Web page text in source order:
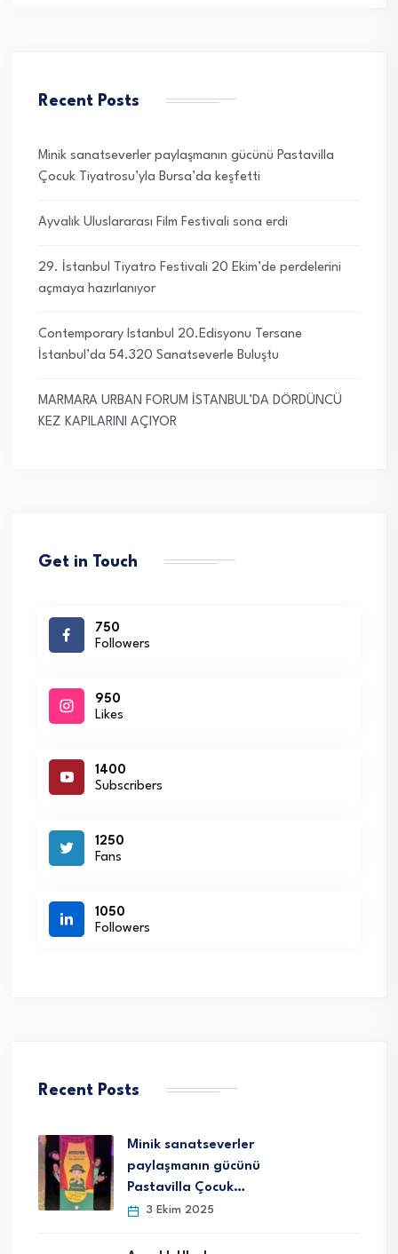
Recent Posts
Minik sanatseverler paylaşmanın gücünü Pastavilla
Çocuk Tiyatrosu’yla Bursa’da keşfetti
Ayvalık Uluslararası Film Festivali sona erdi
29. İstanbul Tiyatro Festivali 20 Ekim’de perdelerini
açmaya hazırlanıyor
Contemporary Istanbul 20.Edisyonu Tersane
İstanbul’da 54.320 Sanatseverle Buluştu
MARMARA URBAN FORUM İSTANBUL’DA DÖRDÜNCÜ
KEZ KAPILARINI AÇIYOR
Get in Touch
750
Followers
950
Likes
1400
Subscribers
1250
Fans
1050
Followers
Recent Posts
Minik sanatseverler
paylaşmanın gücünü
Pastavilla Çocuk…
3 Ekim 2025